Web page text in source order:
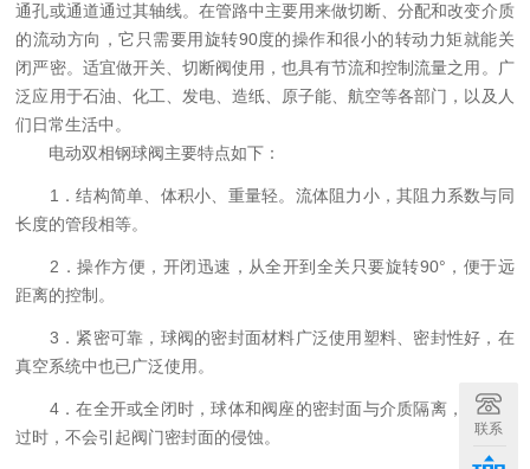
通孔或通道通过其轴线。在管路中主要用来做切断、分配和改变介质
的流动方向，它只需要用旋转90度的操作和很小的转动力矩就能关
闭严密。适宜做开关、切断阀使用，也具有节流和控制流量之用。广
泛应用于石油、化工、发电、造纸、原子能、航空等各部门，以及人
们日常生活中。
电动双相钢球阀主要特点如下：
1．结构简单、体积小、重量轻。流体阻力小，其阻力系数与同
长度的管段相等。
2．操作方便，开闭迅速，从全开到全关只要旋转90°，便于远
距离的控制。
3．紧密可靠，球阀的密封面材料广泛使用塑料、密封性好，在
真空系统中也已广泛使用。
4．在全开或全闭时，球体和阀座的密封面与介质隔离，介质通
过时，不会引起阀门密封面的侵蚀。
联系